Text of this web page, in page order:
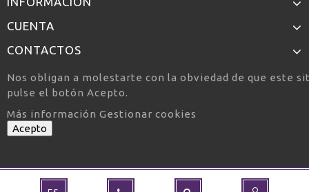
CUENTA
CONTACTOS
Nos obligan a molestarte con la obviedad de que este
pulse el botón Acepto.
Más información Gestionar cookies
Acepto